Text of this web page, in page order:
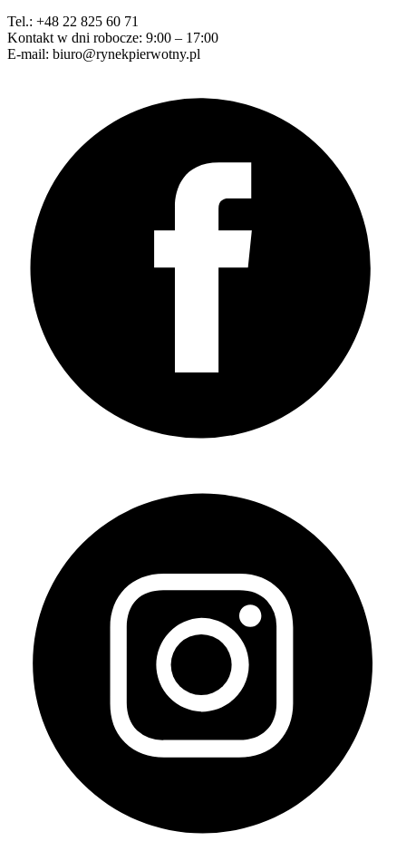
Tel.: +48 22 825 60 71
Kontakt w dni robocze: 9:00 – 17:00
E-mail: biuro@rynekpierwotny.pl